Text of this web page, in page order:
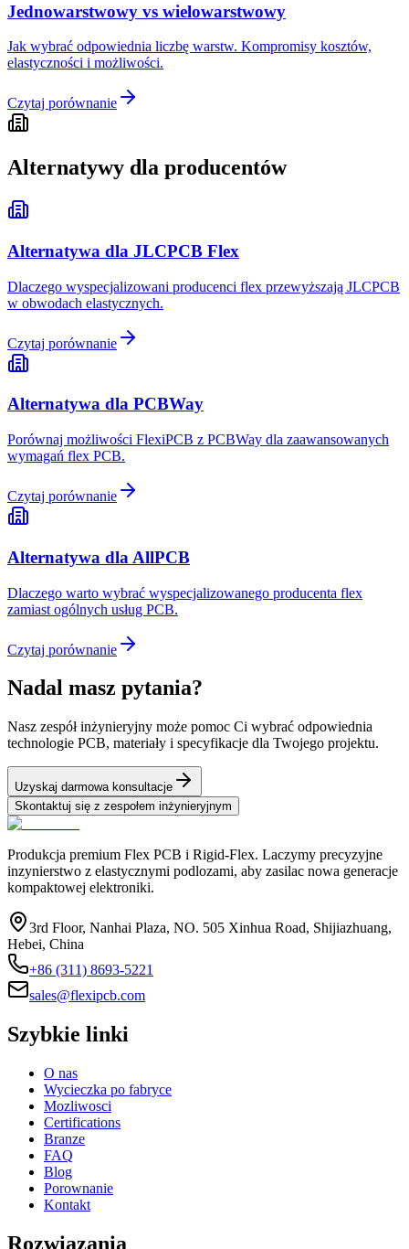
Jednowarstwowy vs wielowarstwowy
Jak wybrać odpowiednia liczbę warstw. Kompromisy kosztów,
elastyczności i możliwości.
Czytaj porównanie
Alternatywy dla producentów
Alternatywa dla JLCPCB Flex
Dlaczego wyspecjalizowani producenci flex przewyższają JLCPCB
w obwodach elastycznych.
Czytaj porównanie
Alternatywa dla PCBWay
Porównaj możliwości FlexiPCB z PCBWay dla zaawansowanych
wymagań flex PCB.
Czytaj porównanie
Alternatywa dla AllPCB
Dlaczego warto wybrać wyspecjalizowanego producenta flex
zamiast ogólnych usług PCB.
Czytaj porównanie
Nadal masz pytania?
Nasz zespół inżynieryjny może pomoc Ci wybrać odpowiednia
technologie PCB, materiały i specyfikacje dla Twojego projektu.
Uzyskaj darmowa konsultacje
Skontaktuj się z zespołem inżynieryjnym
Produkcja premium Flex PCB i Rigid-Flex. Laczymy precyzyjne
inzynierstwo z elastycznymi podlozami, aby zasilac nowa generacje
kompaktowej elektroniki.
3rd Floor, Nanhai Plaza, NO. 505 Xinhua Road, Shijiazhuang,
Hebei, China
+86 (311) 8693-5221
sales@flexipcb.com
Szybkie linki
O nas
Wycieczka po fabryce
Mozliwosci
Certifications
Branze
FAQ
Blog
Porownanie
Kontakt
Rozwiazania